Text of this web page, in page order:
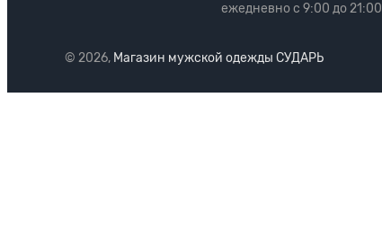
ежедневно с 9:00 до 21:00
© 2026, Магазин мужской одежды СУДАРЬ